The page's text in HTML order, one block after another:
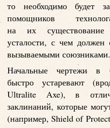
то необходимо будет
помощников
на их существование
усталости, с чем
вызываемыми союзниками.
Начальные чертежи в
быстро устаревают
Ultralite Axe), в
заклинаний, которые
(например, Shield of